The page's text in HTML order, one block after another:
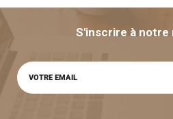
S'inscrire à notre